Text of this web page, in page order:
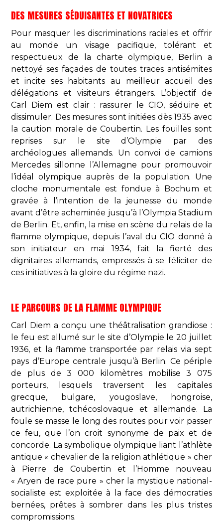
DES MESURES SÉDUISANTES ET NOVATRICES
Pour masquer les discriminations raciales et offrir
au monde un visage pacifique, tolérant et
respectueux de la charte olympique, Berlin a
nettoyé ses façades de toutes traces antisémites
et incite ses habitants au meilleur accueil des
délégations et visiteurs étrangers. L’objectif de
Carl Diem est clair : rassurer le CIO, séduire et
dissimuler. Des mesures sont initiées dès 1935 avec
la caution morale de Coubertin. Les fouilles sont
reprises sur le site d’Olympie par des
archéologues allemands. Un convoi de camions
Mercedes sillonne l’Allemagne pour promouvoir
l’idéal olympique auprès de la population. Une
cloche monumentale est fondue à Bochum et
gravée à l’intention de la jeunesse du monde
avant d’être acheminée jusqu’à l’Olympia Stadium
de Berlin. Et, enfin, la mise en scène du relais de la
flamme olympique, depuis l’aval du CIO donné à
son initiateur en mai 1934, fait la fierté des
dignitaires allemands, empressés à se féliciter de
ces initiatives à la gloire du régime nazi.
LE PARCOURS DE LA FLAMME OLYMPIQUE
Carl Diem a conçu une théâtralisation grandiose :
le feu est allumé sur le site d’Olympie le 20 juillet
1936, et la flamme transportée par relais via sept
pays d’Europe centrale jusqu’à Berlin. Ce périple
de plus de 3 000 kilomètres mobilise 3 075
porteurs, lesquels traversent les capitales
grecque, bulgare, yougoslave, hongroise,
autrichienne, tchécoslovaque et allemande. La
foule se masse le long des routes pour voir passer
ce feu, que l’on croit synonyme de paix et de
concorde. La symbolique olympique liant l’athlète
antique « chevalier de la religion athlétique » cher
à Pierre de Coubertin et l’Homme nouveau
« Aryen de race pure » cher la mystique national-
socialiste est exploitée à la face des démocraties
bernées, prêtes à sombrer dans les plus tristes
compromissions.